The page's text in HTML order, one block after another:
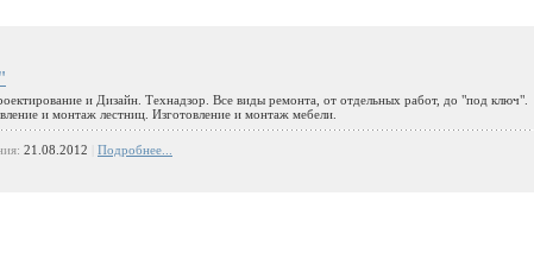
и Дизайн. Технадзор. Все виды ремонта, от отдельных работ, до "под ключ".
и монтаж лестниц. Изготовление и монтаж мебели.
21.08.2012 Подробнее...